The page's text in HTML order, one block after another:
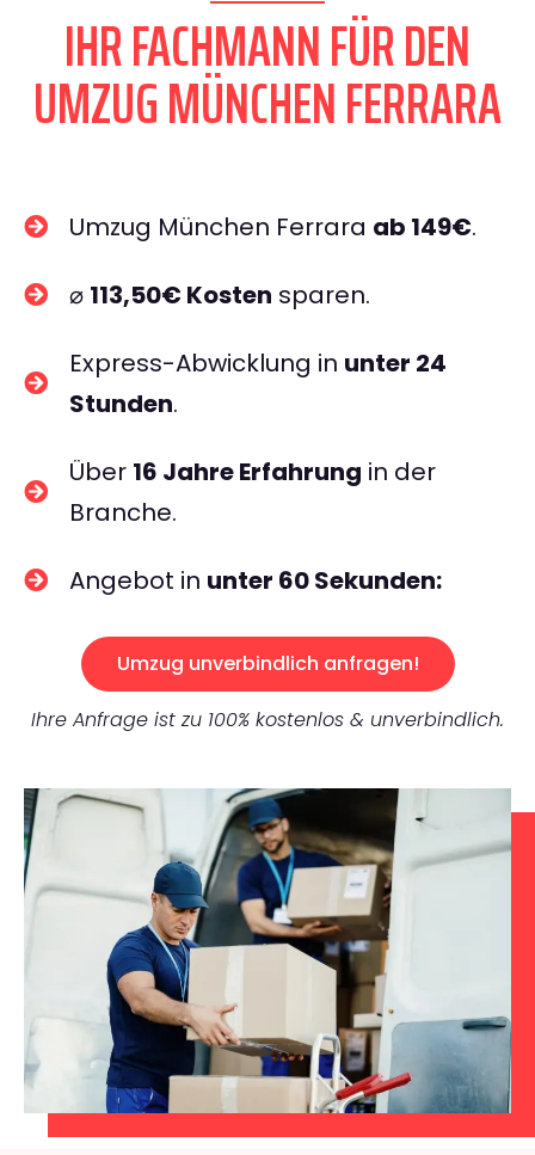
IHR FACHMANN FÜR DEN
UMZUG MÜNCHEN FERRARA
Umzug München Ferrara ab 149€.
⌀ 113,50€ Kosten sparen.
Express-Abwicklung in unter 24
Stunden.
Über 16 Jahre Erfahrung in der
Branche.
Angebot in unter 60 Sekunden:
Umzug unverbindlich anfragen!
Ihre Anfrage ist zu 100% kostenlos & unverbindlich.